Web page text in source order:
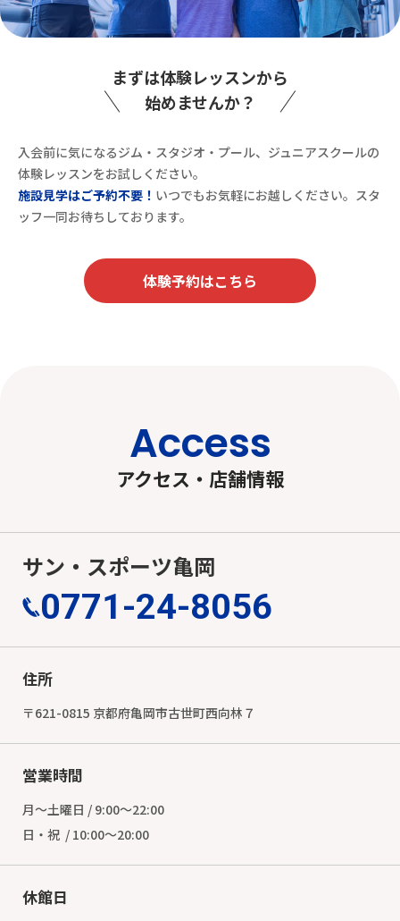
まずは体験レッスンから
始めませんか？
入会前に気になるジム・スタジオ・プール、ジュニアスクールの
体験レッスンをお試しください。
施設見学はご予約不要！ いつでもお気軽にお越しください。スタ
ッフ一同お待ちしております。
体験予約はこちら
Access
アクセス・店舗情報
サン・スポーツ亀岡
0771-24-8056
住所
〒621-0815 京都府亀岡市古世町西向林７
営業時間
月～土曜日 / 9:00～22:00
日・祝 / 10:00～20:00
休館日